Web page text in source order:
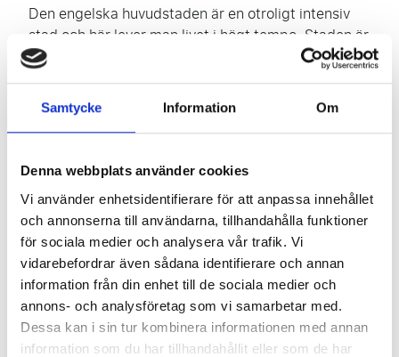
Samtycke Information Om
Denna webbplats använder cookies
Vi använder enhetsidentifierare för att anpassa innehållet
och annonserna till användarna, tillhandahålla funktioner
för sociala medier och analysera vår trafik. Vi
vidarebefordrar även sådana identifierare och annan
information från din enhet till de sociala medier och
annons- och analysföretag som vi samarbetar med.
Dessa kan i sin tur kombinera informationen med annan
information som du har tillhandahållit eller som de har
Den engelska huvudstaden är en otroligt intensiv
stad och här lever man livet i högt tempo. Staden är
typiskt brittisk och därför mycket konservativ och
full av gamla traditioner, samtidigt som den är full
av det nya och moderna, både inom kultur och
infrastruktur. Det är just denna kombination som
gör London till något alldeles speciellt.